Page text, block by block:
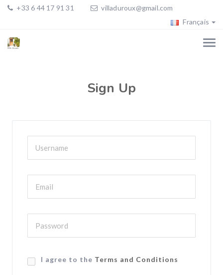
+33 6 44 17 91 31
villaduroux@gmail.com
Français
Sign Up
I agree to the Terms and Conditions